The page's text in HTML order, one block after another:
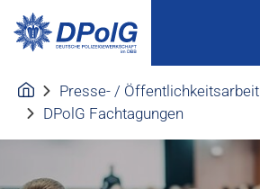
Presse- / Öffentlichkeitsarbeit
DPolG Fachtagungen